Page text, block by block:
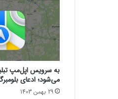
ب
ت
ر
ی
گ
ل
ک
س
به سرویس اپل‌مپ
می‌شود؛ ادعای
29 بهمن 1403